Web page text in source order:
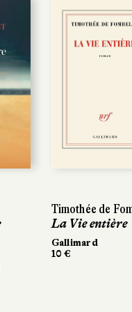
Timothée de
La Vie entière
Gallimard
10 €
Timothée de
La Vie entière
Gallimard
10 €